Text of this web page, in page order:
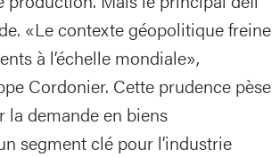
«Le contexte géopolitique freine
à l’échelle mondiale»,
Cordonier. Cette prudence pèse
la demande en biens
segment clé pour l’industrie